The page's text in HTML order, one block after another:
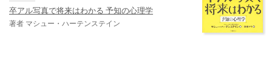
卒アル写真で将来はわかる 予知の心理学
著者 マシュー・ハーテンステイン